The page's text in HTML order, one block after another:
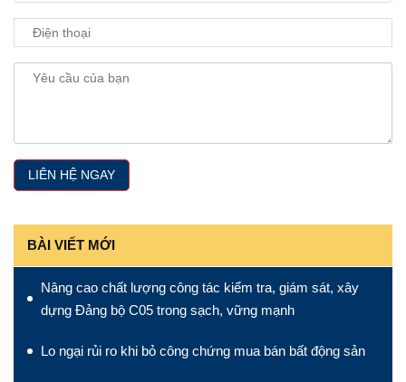
BÀI VIẾT MỚI
Nâng cao chất lượng công tác kiểm tra, giám sát, xây
dựng Đảng bộ C05 trong sạch, vững mạnh
Lo ngại rủi ro khi bỏ công chứng mua bán bất động sản